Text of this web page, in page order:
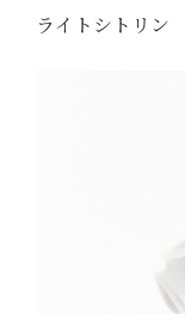
ライトシトリン